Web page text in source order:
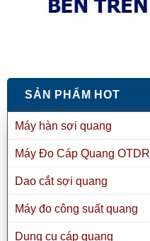
SẢN PHẨM HOT
Máy hàn sợi quang
Máy Đo Cáp Quang OTDR
Dao cắt sợi quang
Máy đo công suất quang
Dụng cụ cáp quang